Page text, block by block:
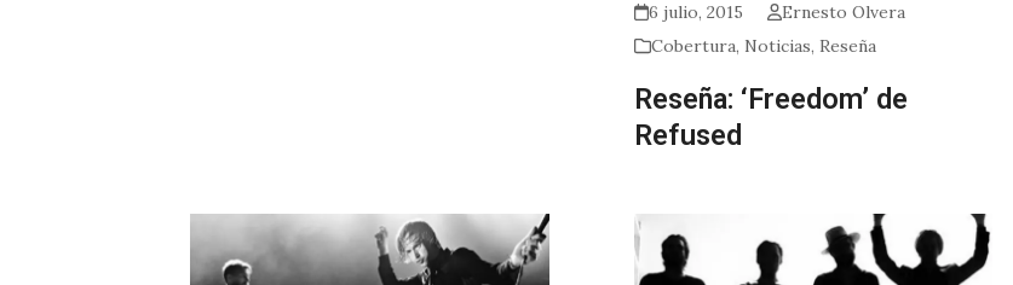
6 julio, 2015
Ernesto Olvera
Cobertura, Noticias, Reseña
Reseña: ‘Freedom’ de
Refused